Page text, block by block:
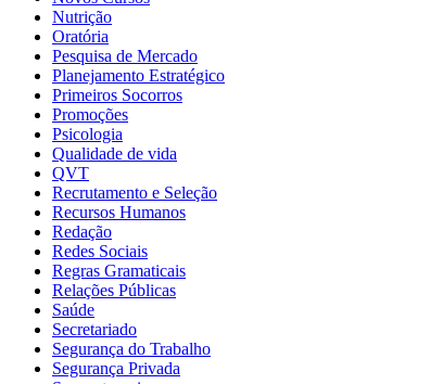
Nutrição
Oratória
Pesquisa de Mercado
Planejamento Estratégico
Primeiros Socorros
Promoções
Psicologia
Qualidade de vida
QVT
Recrutamento e Seleção
Recursos Humanos
Redação
Redes Sociais
Regras Gramaticais
Relações Públicas
Saúde
Secretariado
Segurança do Trabalho
Segurança Privada